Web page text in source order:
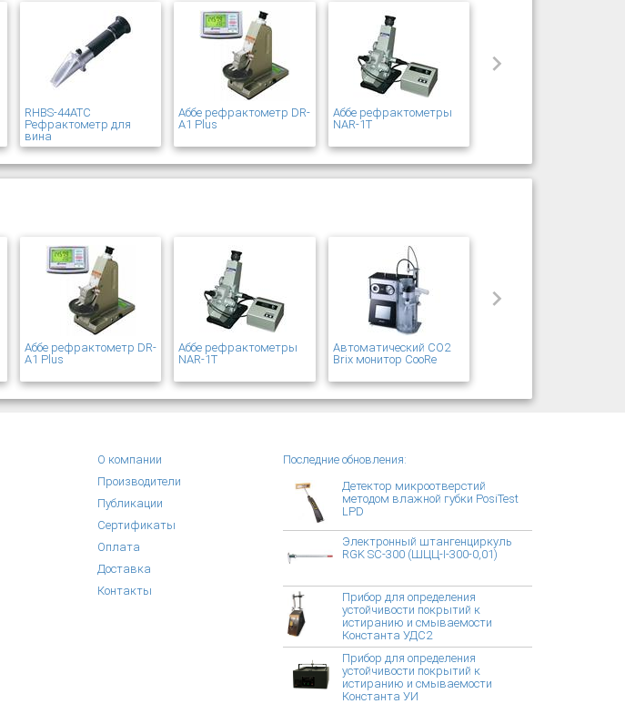
RHBS-44ATC
Рефрактометр для
вина
Аббе рефрактометр DR-
A1 Plus
Аббе рефрактометры
NAR-1T
Аббе рефрактометр DR-
A1 Plus
Аббе рефрактометры
NAR-1T
Автоматический CO2
Brix монитор CooRe
О компании
Производители
Публикации
Сертификаты
Оплата
Доставка
Контакты
Последние обновления:
Детектор микроотверстий
методом влажной губки PosiTest
LPD
Электронный штангенциркуль
RGK SC-300 (ШЦЦ-I-300-0,01)
Прибор для определения
устойчивости покрытий к
истиранию и смываемости
Константа УДС2
Прибор для определения
устойчивости покрытий к
истиранию и смываемости
Константа УИ